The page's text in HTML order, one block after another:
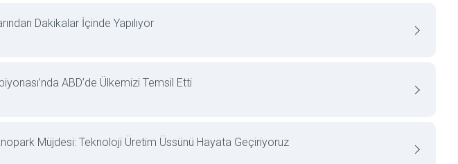
Dakikalar İçinde Yapılıyor
ABD’de Ülkemizi Temsil Etti
Müjdesi: Teknoloji Üretim Üssünü Hayata Geçiriyoruz